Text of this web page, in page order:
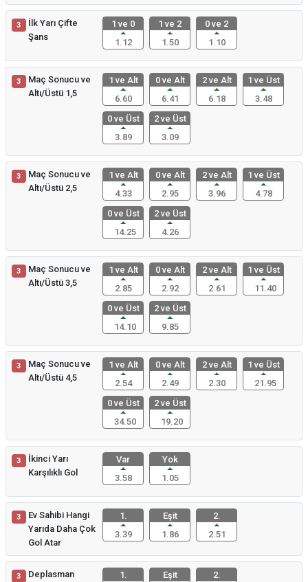
3
İlk Yarı Çifte
Şans
1 ve 0
1.12
1 ve 2
1.50
0 ve 2
1.10
3
Maç Sonucu ve
Altı/Üstü 1,5
1 ve Alt
6.60
0 ve Alt
6.41
2 ve Alt
6.18
1 ve Üst
3.48
0 ve Üst
3.89
2 ve Üst
3.09
3
Maç Sonucu ve
Altı/Üstü 2,5
1 ve Alt
4.33
0 ve Alt
2.95
2 ve Alt
3.96
1 ve Üst
4.78
0 ve Üst
14.25
2 ve Üst
4.26
3
Maç Sonucu ve
Altı/Üstü 3,5
1 ve Alt
2.85
0 ve Alt
2.92
2 ve Alt
2.61
1 ve Üst
11.40
0 ve Üst
14.10
2 ve Üst
9.85
3
Maç Sonucu ve
Altı/Üstü 4,5
1 ve Alt
2.54
0 ve Alt
2.49
2 ve Alt
2.30
1 ve Üst
21.95
0 ve Üst
34.50
2 ve Üst
19.20
3
İkinci Yarı
Karşılıklı Gol
Var
3.58
Yok
1.05
3
Ev Sahibi Hangi
Yarıda Daha Çok
Gol Atar
1.
3.39
Eşit
1.86
2.
2.51
3
Deplasman
1.
Eşit
2.